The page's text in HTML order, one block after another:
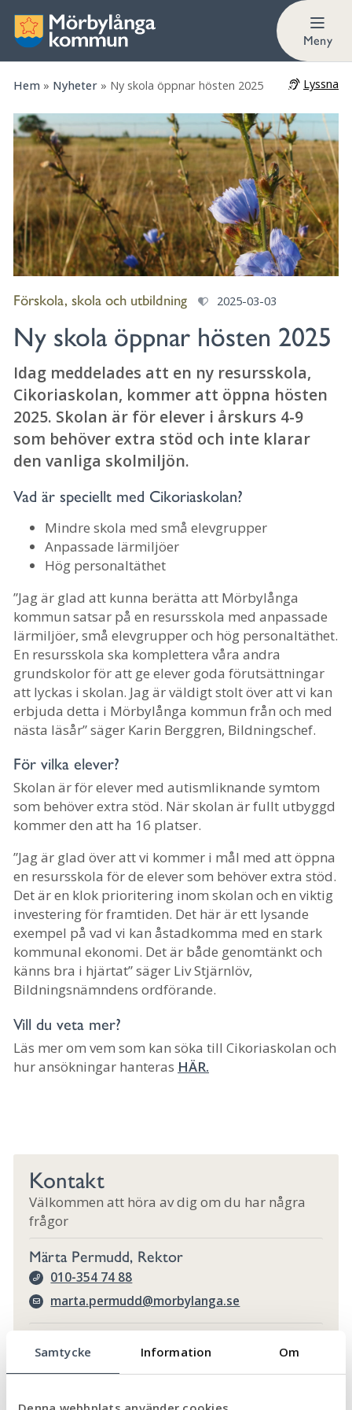
Samtycke Information Om
Meny
Hem » Nyheter » Ny skola öppnar hösten 2025 Lyssna
Förskola, skola och utbildning 2025-03-03
Ny skola öppnar hösten 2025
Idag meddelades att en ny resursskola,
Cikoriaskolan, kommer att öppna hösten
2025. Skolan är för elever i årskurs 4-9
som behöver extra stöd och inte klarar
den vanliga skolmiljön.
Vad är speciellt med Cikoriaskolan?
Mindre skola med små elevgrupper
Anpassade lärmiljöer
Hög personaltäthet
”Jag är glad att kunna berätta att Mörbylånga
kommun satsar på en resursskola med anpassade
lärmiljöer, små elevgrupper och hög personaltäthet.
En resursskola ska komplettera våra andra
grundskolor för att ge elever goda förutsättningar
att lyckas i skolan. Jag är väldigt stolt över att vi kan
erbjuda detta i Mörbylånga kommun från och med
nästa läsår” säger Karin Berggren, Bildningschef.
För vilka elever?
Skolan är för elever med autismliknande symtom
som behöver extra stöd. När skolan är fullt utbyggd
kommer den att ha 16 platser.
”Jag är glad över att vi kommer i mål med att öppna
en resursskola för de elever som behöver extra stöd.
Det är en klok prioritering inom skolan och en viktig
investering för framtiden. Det här är ett lysande
exempel på vad vi kan åstadkomma med en stark
kommunal ekonomi. Det är både genomtänkt och
känns bra i hjärtat” säger Liv Stjärnlöv,
Bildningsnämndens ordförande.
Vill du veta mer?
Läs mer om vem som kan söka till Cikoriaskolan och
hur ansökningar hanteras HÄR.
Kontakt
Välkommen att höra av dig om du har några
frågor
Märta Permudd, Rektor
010-354 74 88
marta.permudd@morbylanga.se
010-354 75 47